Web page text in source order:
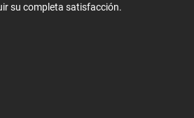
su completa satisfacción.